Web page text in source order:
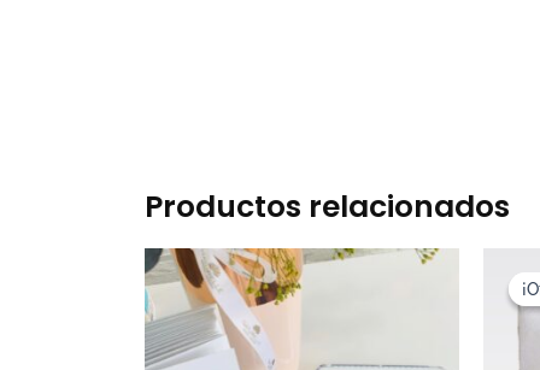
Productos relacionados